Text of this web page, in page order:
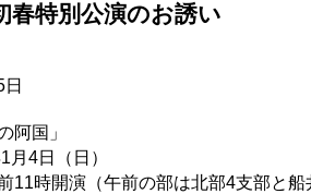
春特別公演のお誘い
阿国」
4日（日）
11時開演（午前の部は北部4支部と船